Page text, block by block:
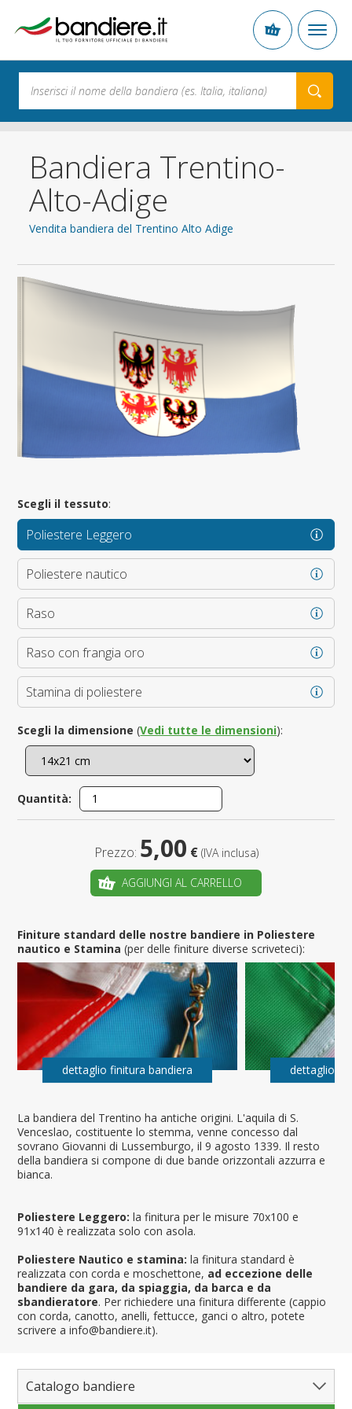
Bandiera Trentino-
Alto-Adige
Vendita bandiera del Trentino Alto Adige
La bandiera del Trentino ha antiche origini. L'aquila di S.
Venceslao, costituente lo stemma, venne concesso dal
sovrano Giovanni di Lussemburgo, il 9 agosto 1339. Il resto
della bandiera si compone di due bande orizzontali azzurra e
bianca.
Poliestere Leggero: la finitura per le misure 70x100 e
91x140 è realizzata solo con asola.
Poliestere Nautico e stamina: la finitura standard è
realizzata con corda e moschettone, ad eccezione delle
bandiere da gara, da spiaggia, da barca e da
sbandieratore. Per richiedere una finitura differente (cappio
con corda, canotto, anelli, fettucce, ganci o altro, potete
scrivere a info@bandiere.it).
Scegli il tessuto:
Poliestere Leggero
Poliestere nautico
Raso
Raso con frangia oro
Stamina di poliestere
Scegli la dimensione (Vedi tutte le dimensioni):
Quantità:
Prezzo: 5,00 € (IVA inclusa)
AGGIUNGI AL CARRELLO
Finiture standard delle nostre bandiere in Poliestere
nautico e Stamina(per delle finiture diverse scriveteci):
dettaglio finitura bandiera dettaglio
Catalogo bandiere